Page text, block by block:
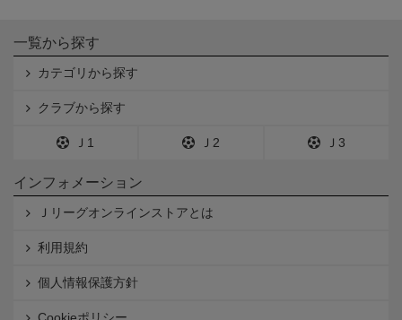
一覧から探す
カテゴリから探す
クラブから探す
Ｊ1 Ｊ2 Ｊ3
インフォメーション
Ｊリーグオンラインストアとは
利用規約
個人情報保護方針